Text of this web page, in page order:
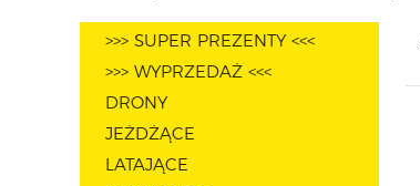
>>> SUPER PREZENTY <<<
>>> WYPRZEDAŻ <<<
DRONY
JEŻDŻĄCE
LATAJĄCE